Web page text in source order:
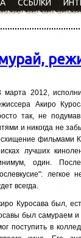
ССЫЛКИ
марта 2012,
Акиро
так, не
и никогда не
фильмами
лучших
один.
легкое
всегда.
Куросава был,
был самураем
поступить в